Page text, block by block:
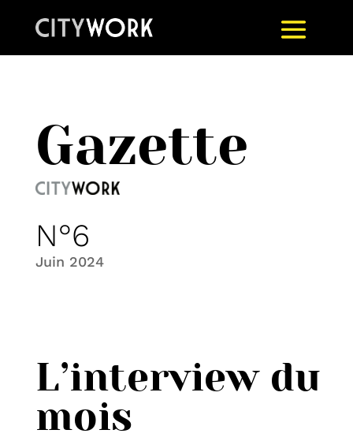
Gazette
N°6
Juin 2024
L’interview du
mois